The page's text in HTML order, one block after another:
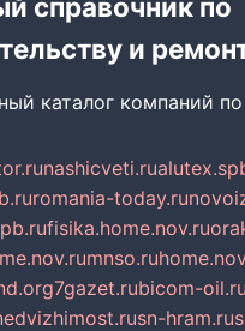
справочник по
и
каталог компаний
nashicveti.ru
romania-today.ru
fisika.home.nov.ru
mnso.ru
7gazet.rubicom-oil.ru
sn-hram.ru